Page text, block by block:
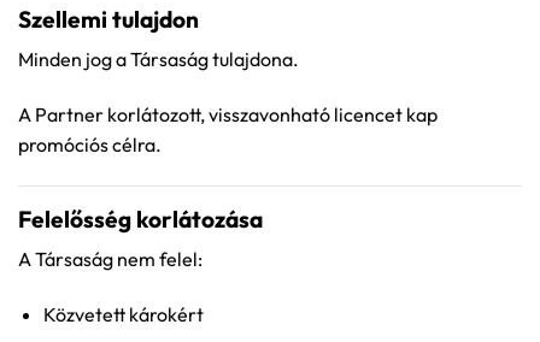
Szellemi tulajdon
Minden jog a Társaság tulajdona.
A Partner korlátozott, visszavonható licencet kap
promóciós célra.
Felelősség korlátozása
A Társaság nem felel:
Közvetett károkért